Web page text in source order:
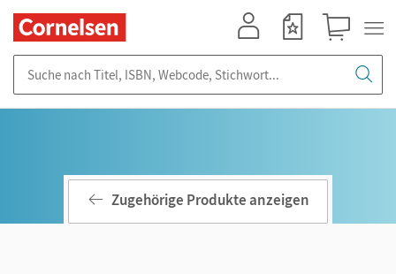
Zugehörige Produkte anzeigen